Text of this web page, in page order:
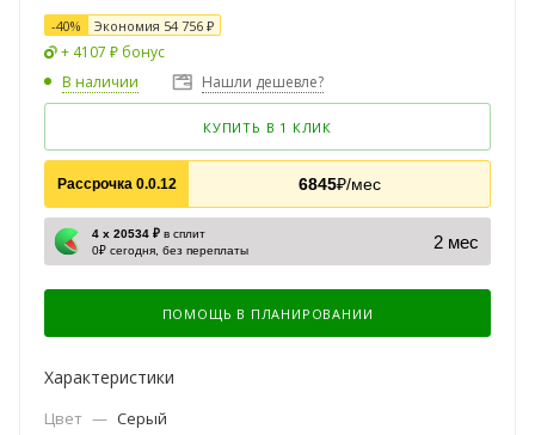
-40% Экономия 54 756 ₽
+ 4107 ₽ бонус
В наличии
Нашли дешевле?
КУПИТЬ В 1 КЛИК
Рассрочка 0.0.12 6845₽/мес
4 х 20534 ₽ в сплит
0₽ сегодня, без переплаты
2 мес
ПОМОЩЬ В ПЛАНИРОВАНИИ
Характеристики
Цвет — Серый